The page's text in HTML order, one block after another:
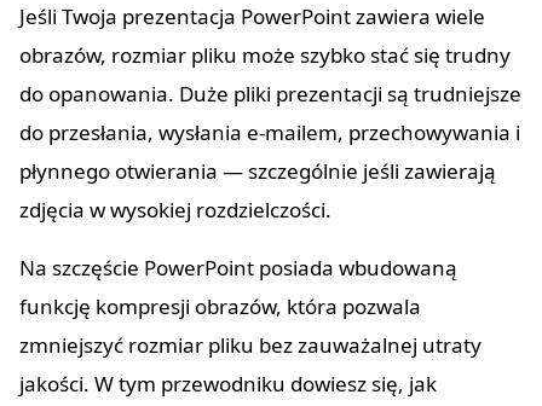
Jeśli Twoja prezentacja PowerPoint zawiera wiele
obrazów, rozmiar pliku może szybko stać się trudny
do opanowania. Duże pliki prezentacji są trudniejsze
do przesłania, wysłania e-mailem, przechowywania i
płynnego otwierania — szczególnie jeśli zawierają
zdjęcia w wysokiej rozdzielczości.
Na szczęście PowerPoint posiada wbudowaną
funkcję kompresji obrazów, która pozwala
zmniejszyć rozmiar pliku bez zauważalnej utraty
jakości. W tym przewodniku dowiesz się, jak